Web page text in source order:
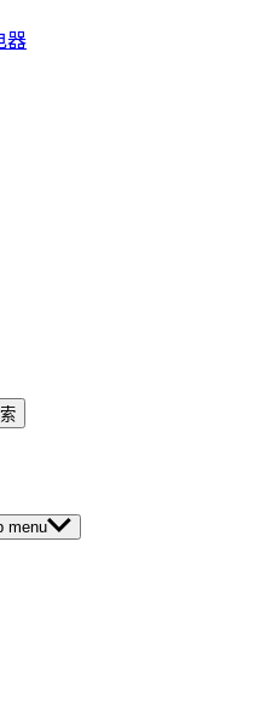
器
menu